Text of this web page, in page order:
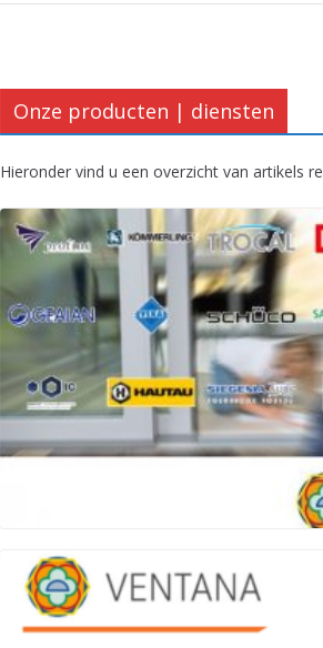
Onze producten | diensten
Hieronder vind u een overzicht van artikels